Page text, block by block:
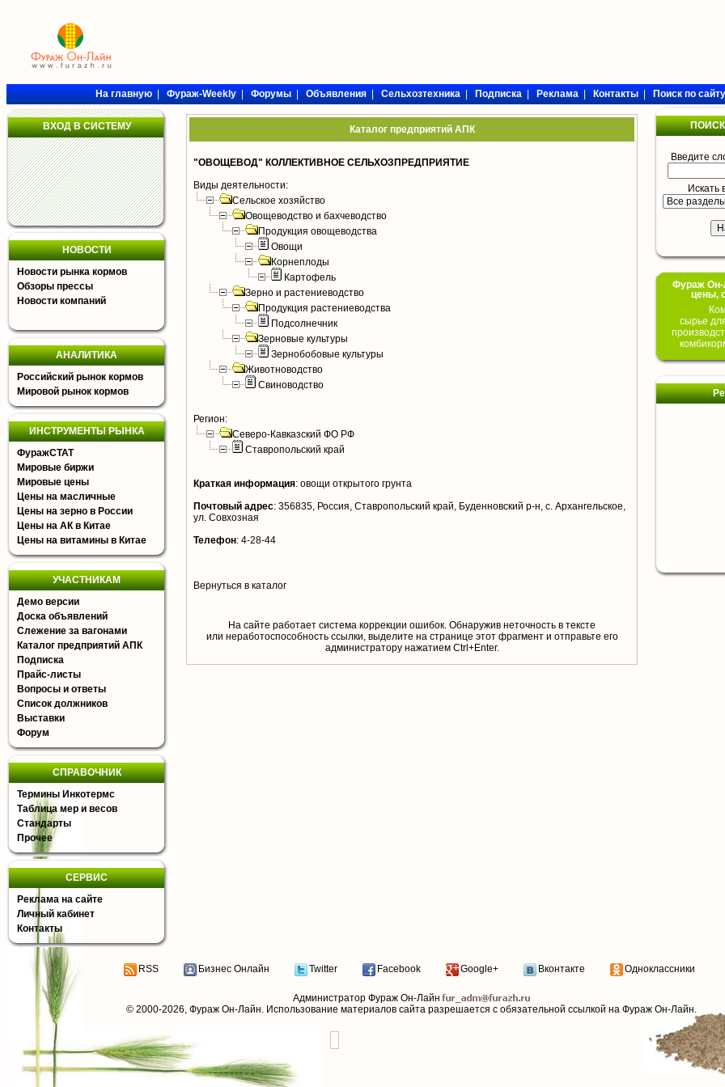
На главную|Фураж-Weekly|Форумы|Объявления|Сельхозтехника|Подписка|Реклама|Контакты|Поиск по сайту
ВХОД В СИСТЕМУ
НОВОСТИ
Новости рынка кормов
Обзоры прессы
Новости компаний
АНАЛИТИКА
Российский рынок кормов
Мировой рынок кормов
ИНСТРУМЕНТЫ РЫНКА
ФуражСТАТ
Мировые биржи
Мировые цены
Цены на масличные
Цены на зерно в России
Цены на АК в Китае
Цены на витамины в Китае
УЧАСТНИКАМ
Демо версии
Доска объявлений
Слежение за вагонами
Каталог предприятий АПК
Подписка
Прайс-листы
Вопросы и ответы
Список должников
Выставки
Форум
СПРАВОЧНИК
Термины Инкотермс
Таблица мер и весов
Стандарты
Прочее
СЕРВИС
Реклама на сайте
Личный кабинет
Контакты
Каталог предприятий АПК
"ОВОЩЕВОД" КОЛЛЕКТИВНОЕ СЕЛЬХОЗПРЕДПРИЯТИЕ
Виды деятельности:
Сельское хозяйство
Овощеводство и бахчеводство
Продукция овощеводства
Овощи
Корнеплоды
Картофель
Зерно и растениеводство
Продукция растениеводства
Подсолнечник
Зерновые культуры
Зернобобовые культуры
Животноводство
Свиноводство
Регион:
Северо-Кавказский ФО РФ
Ставропольский край
Краткая информация: овощи открытого грунта
Почтовый адрес: 356835, Россия, Ставропольский край, Буденновский р-н, с. Архангельское,
ул. Совхозная
Телефон: 4-28-44
Вернуться в каталог
На сайте работает система коррекции ошибок. Обнаружив неточность в тексте
или неработоспособность ссылки, выделите на странице этот фрагмент и отправьте его
aдминистратору нажатием Ctrl+Enter.
Введите
Искать
Фураж Он-
цены,
сырье
RSS Бизнес Онлайн Twitter Facebook Google+ Вконтакте Одноклассники
Администратор Фураж Он-Лайн
© 2000-2026, Фураж Он-Лайн. Использование материалов сайта разрешается с обязательной ссылкой на Фураж Он-Лайн.